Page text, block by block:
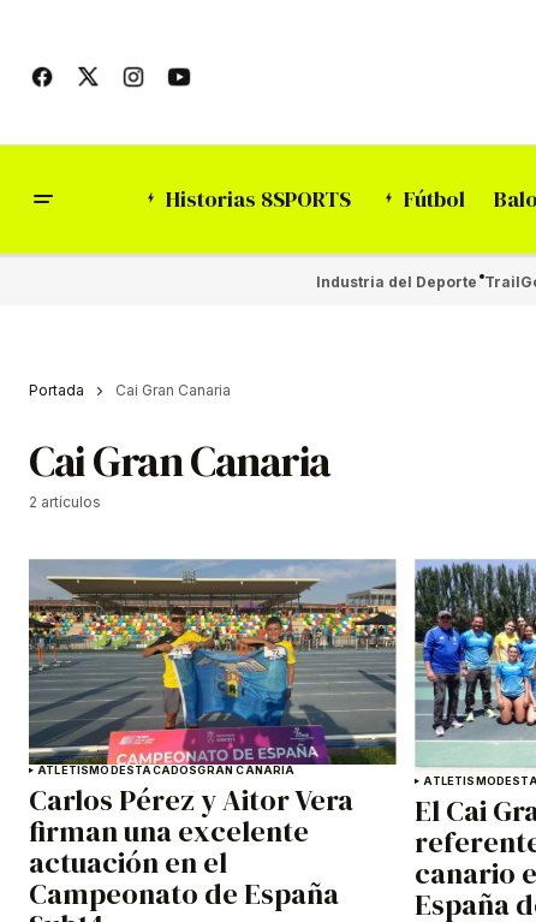
Historias 8SPORTS Fútbol
Industria del Deporte Trail
Portada Cai Gran Canaria
Cai Gran Canaria
2 artículos
ATLETISMODESTACADOSGRAN CANARIA
Carlos Pérez y Aitor Vera
firman una excelente
actuación en el
Campeonato de España
ATLETISMO
El Cai
canario
España